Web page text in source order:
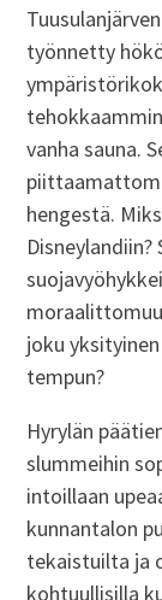
työnnetty
vanha sauna.
hengestä.
joku
tempun?
Hyrylän
slummeihin
intoillaan
kunnantalon
tekaistuilta ja
kohtuullisilla